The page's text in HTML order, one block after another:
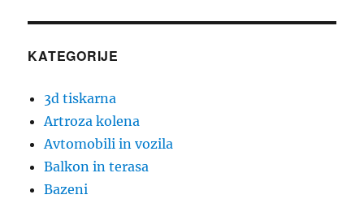
KATEGORIJE
3d tiskarna
Artroza kolena
Avtomobili in vozila
Balkon in terasa
Bazeni